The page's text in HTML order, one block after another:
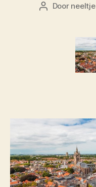
Berichtauteur
Door neeltje